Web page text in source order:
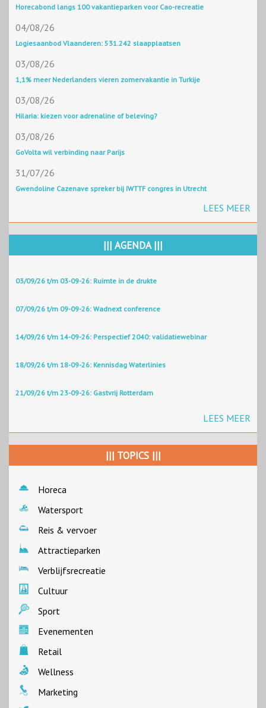
Horecabond langs 100 vakantieparken voor Cao-recreatie
04/08/26
Logiesaanbod Vlaanderen: 531.242 slaapplaatsen
03/08/26
1,1% meer Nederlanders vieren zomervakantie in Turkije
03/08/26
Hilaria: kiezen voor adrenaline of beleving?
03/08/26
GoVolta wil verbinding naar Parijs
31/07/26
Gwendoline Cazenave spreker bij IWTTF congres in Utrecht
LEES MEER
||| AGENDA |||
03/09/26 t/m 03-09-26: Ruimte in de drukte
07/09/26 t/m 09-09-26: Wadnext conference
14/09/26 t/m 14-09-26: Perspectief 2040: validatiewebinar
18/09/26 t/m 18-09-26: Kennisdag Waterlinies
21/09/26 t/m 23-09-26: Gastvrij Rotterdam
LEES MEER
||| TOPICS |||
Horeca
Watersport
Reis & vervoer
Attractieparken
Verblijfsrecreatie
Cultuur
Sport
Evenementen
Retail
Wellness
Marketing